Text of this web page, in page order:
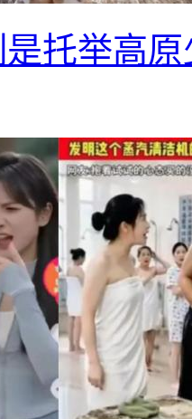
托举高